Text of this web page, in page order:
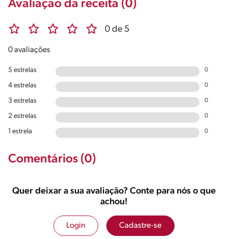
Avaliação da receita (0)
0 de 5
0 avaliações
5 estrelas 0
4 estrelas 0
3 estrelas 0
2 estrelas 0
1 estrela 0
Comentários (0)
Quer deixar a sua avaliação? Conte para nós o que
achou!
Login Cadastre-se